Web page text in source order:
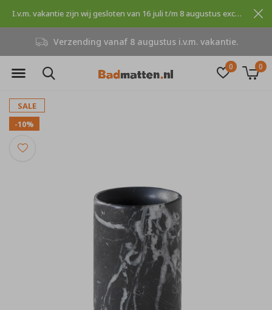
0 0
Niet goed, geld terug
I.v.m. vakantie zijn wij gesloten van 16 juli t/m 8 augustus excuses voor dit ongemak.
SALE
-10%